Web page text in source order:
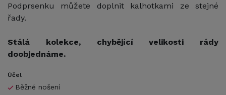
Podprsenku můžete doplnit kalhotkami ze stejné
řady.
Stálá kolekce, chybějící velikosti rády
doobjednáme.
Účel
Běžné nošení